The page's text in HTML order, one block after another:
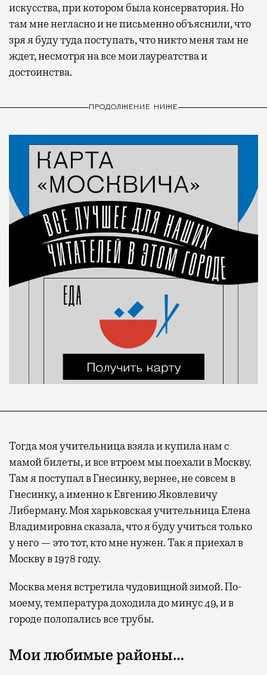
искусства, при котором была консерватория. Но
там мне негласно и не письменно объяснили, что
зря я буду туда поступать, что никто меня там не
ждет, несмотря на все мои лауреатства и
достоинства.
ПРОДОЛЖЕНИЕ НИЖЕ
Тогда моя учительница взяла и купила нам с
мамой билеты, и все втроем мы поехали в Москву.
Там я поступал в Гнесинку, вернее, не совсем в
Гнесинку, а именно к Евгению Яковлевичу
Либерману. Моя харьковская учительница Елена
Владимировна сказала, что я буду учиться только
у него — это тот, кто мне нужен. Так я приехал в
Москву в 1978 году.
Москва меня встретила чудовищной зимой. По-
моему, температура доходила до минус 49, и в
городе полопались все трубы.
Мои любимые районы…